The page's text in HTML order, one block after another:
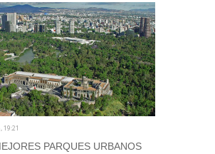
19:21
PARQUES URBANOS